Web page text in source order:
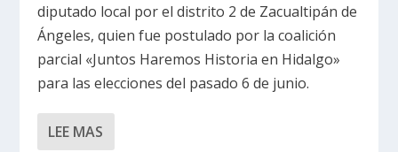
diputado local por el distrito 2 de Zacualtipán de
Ángeles, quien fue postulado por la coalición
parcial «Juntos Haremos Historia en Hidalgo»
para las elecciones del pasado 6 de junio.
LEE MAS